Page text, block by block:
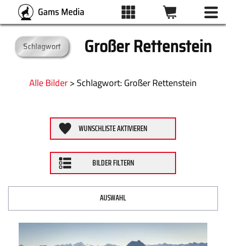
DRUCKARTEN
WUNSCHLISTE
ÜBER UNS
Schlagwort Großer Rettenstein
Alle Bilder> : Großer Rettenstein
WUNSCHLISTE AKTIVIEREN
BILDER FILTERN
BILDFILTER
Kategorien